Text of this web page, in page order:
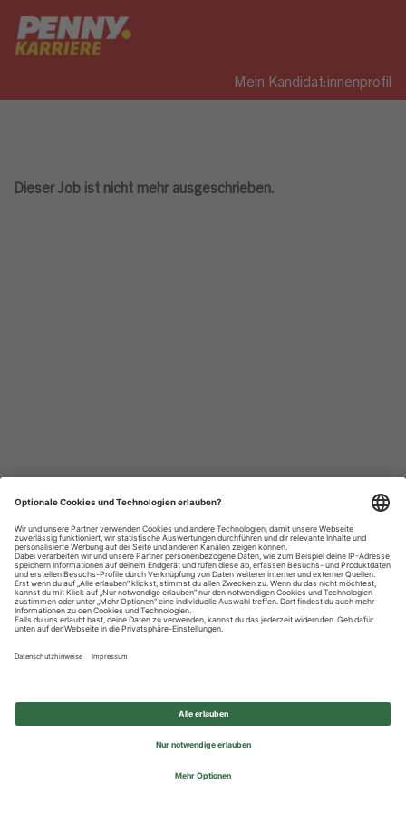
Mein Kandidat:innenprofil
Dieser Job ist nicht mehr ausgeschrieben.
Datenschutzhinweise
Impressum
Privatsphäre-Einstellungen
© 2026 REWE Group - All rights reserved